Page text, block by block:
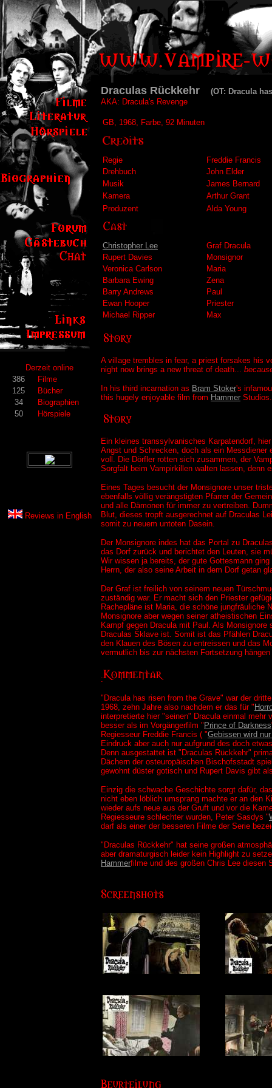
Derzeit online
386
Filme
125
Bücher
34
Biographien
50
Hörspiele
Reviews in English
Draculas Rückkehr
(OT: Dracula
AKA: Dracula's Revenge
GB, 1968, Farbe, 92 Minuten
Regie
Freddie Francis
Drehbuch
John Elder
Musik
James Bernard
Kamera
Arthur Grant
Produzent
Alda Young
Christopher Lee
Graf Dracula
Rupert Davies
Monsignor
Veronica Carlson
Maria
Barbara Ewing
Zena
Barry Andrews
Paul
Ewan Hooper
Priester
Michael Ripper
Max
A village trembles in fear, a priest forsakes his
night now brings a new threat of death...
In his third incarnation as Bram Stoker's
this hugely enjoyable film from Hammer Studios.
Ein kleines transsylvanisches Karpatendorf,
Angst und Schrecken, doch als ein
voll. Die Dörfler rotten sich zusammen, der
Sorgfalt beim Vampirkillen walten lassen, denn
Eines Tages besucht der Monsignore unser
ebenfalls völlig verängstigten Pfarrer der
und alle Dämonen für immer zu vertreiben.
Blut, dieses tropft ausgerechnet auf Draculas
somit zu neuem untoten Dasein.
Der Monsignore indes hat das Portal zu
das Dorf zurück und berichtet den Leuten, sie
Wir wissen ja bereits, der gute Gottesmann
Herrn, der also seine Arbeit in dem Dorf getan
Der Graf ist freilich von seinem neuen
zuständig war. Er macht sich den Priester
Rachepläne ist Maria, die schöne jungfräuliche
Monsignore aber wegen seiner atheistischen
Kampf gegen Dracula mit Paul. Als
Draculas Sklave ist. Somit ist das Pfählen
den Klauen des Bösen zu entreissen und das
vermutlich bis zur nächsten Fortsetzung
:
"Dracula has risen from the Grave" war der
1968, zehn Jahre also nachdem er das für "
interpretierte hier "seinen" Dracula einmal
besser als im Vorgängerfilm " Prince of Darkness
Regiesseur Freddie Francis ( "Gebissen wird
Eindruck aber auch nur aufgrund des doch
Denn ausgestattet ist "Draculas Rückkehr"
Dächern der osteuropäischen Bischofsstadt
gewohnt düster gotisch und Rupert Davis gibt
Einzig die schwache Geschichte sorgt dafür,
nicht eben löblich umsprang machte er an den
wieder aufs neue aus der Gruft und vor die
Regiesseure schlechter wurden, Peter Sasdys "
darf als einer der besseren Filme der Serie
"Draculas Rückkehr" hat seine großen
aber dramaturgisch leider kein Highlight zu
Hammerfilme und des großen Chris Lee diesen